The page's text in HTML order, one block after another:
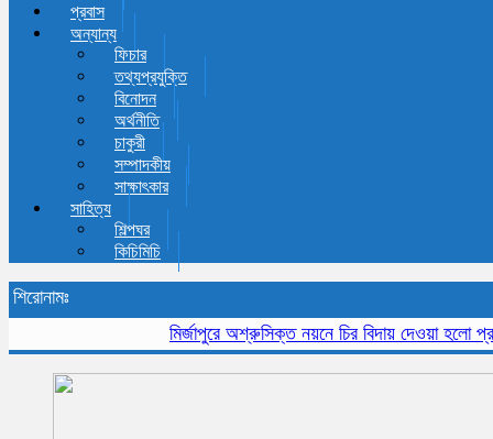
প্রবাস
অন্যান্য
ফিচার
তথ্যপ্রযুক্তি
বিনোদন
অর্থনীতি
চাকুরী
সম্পাদকীয়
সাক্ষাৎকার
সাহিত্য
শিল্পঘর
কিচিমিচি
শিরোনামঃ
মির্জাপুরে অশ্রুসিক্ত নয়নে চির বিদায় দেওয়া হলো প্রবীন